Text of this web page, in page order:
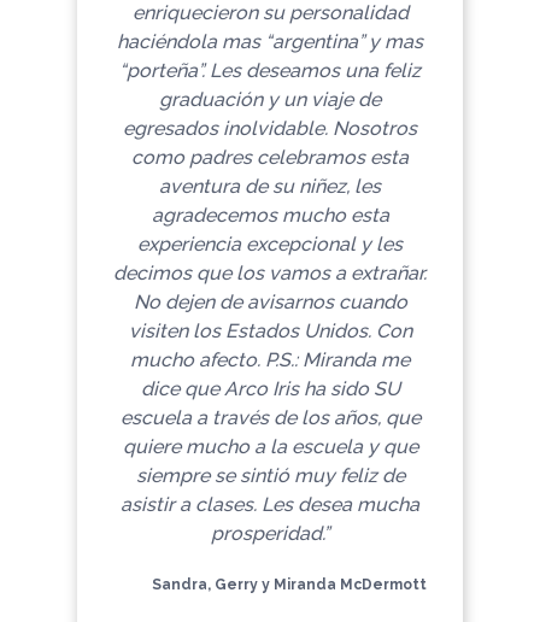
enriquecieron su personalidad
haciéndola mas “argentina” y mas
“porteña”. Les deseamos una feliz
graduación y un viaje de
egresados inolvidable. Nosotros
como padres celebramos esta
aventura de su niñez, les
agradecemos mucho esta
experiencia excepcional y les
decimos que los vamos a extrañar.
No dejen de avisarnos cuando
visiten los Estados Unidos. Con
mucho afecto. P.S.: Miranda me
dice que Arco Iris ha sido SU
escuela a través de los años, que
quiere mucho a la escuela y que
siempre se sintió muy feliz de
asistir a clases. Les desea mucha
prosperidad.”
Sandra, Gerry y Miranda McDermott